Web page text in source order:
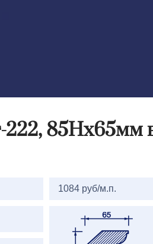
222, 85Нх65мм
1084 руб/м.п.